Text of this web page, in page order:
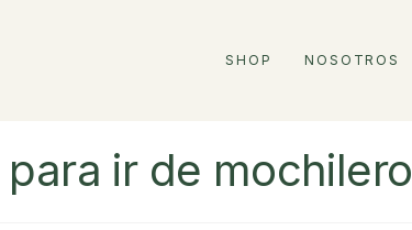
SHOP NOSOTROS
ir de mochilero